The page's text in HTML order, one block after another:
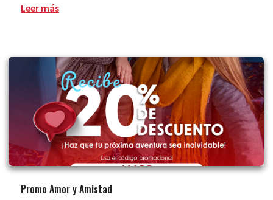
Leer más
Promo Amor y Amistad